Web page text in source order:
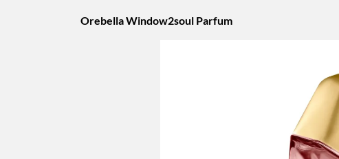
Orebella Window2soul Parfum